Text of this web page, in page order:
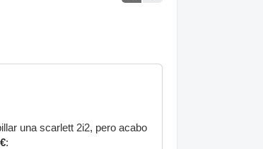
una scarlett 2i2, pero acabo
: